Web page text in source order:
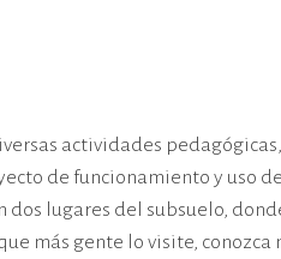
actividades
de funcionamiento y uso
lugares del subsuelo,
más gente lo visite,